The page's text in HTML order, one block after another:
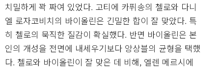
치밀하게 꽉 짜여 있었다. 고티에 카퓌송의 첼로와 다니
엘 로자코비치의 바이올린은 긴밀한 합이 잘 맞았다. 특
히 첼로의 묵직한 질감이 확실했다. 반면 바이올린은 본
인의 개성을 전면에 내세우기보다 앙상블의 균형을 택했
다. 첼로와 바이올린이 잘 맞은 데 비해, 엘렌 메르시에